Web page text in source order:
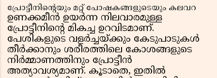
പ്രോട്ടീനിന്റെയും മറ്റ് പോഷകങ്ങളുടെയും കലവറ
ഉണക്കമീൻ ഉയർന്ന നിലവാരമുള്ള
പ്രോട്ടീനിന്റെ മികച്ച ഉറവിടമാണ്.
പേശികളുടെ വളർച്ചയ്ക്കും കേടുപാടുകൾ
തീർക്കാനും ശരീരത്തിലെ കോശങ്ങളുടെ
നിർമ്മാണത്തിനും പ്രോട്ടീൻ
അത്യാവശ്യമാണ്. കൂടാതെ, ഇതിൽ